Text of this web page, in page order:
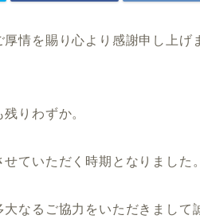
情を賜り心より感謝申し上げ
りわずか。
ていただく時期となりました。
なるご協力をいただきまして